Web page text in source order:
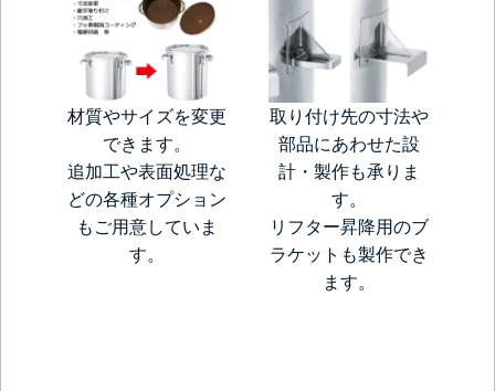
材質やサイズを変更
できます。
追加工や表面処理な
どの各種オプション
もご用意していま
す。
取り付け先の寸法や
部品にあわせた設
計・製作も承りま
す。
リフター昇降用のブ
ラケットも製作でき
ます。